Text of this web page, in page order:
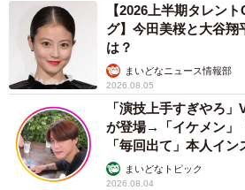
エンターテインメント業界でも使用
いるといいます。
アニメ「鬼滅の刃」で使われている
たのは、綱紀さんの孫・太樹さん
んらがアニメ「鬼滅の刃」に採用さ
滅の刃」が超人気アニメだと綱紀さ
ごいなあ、うれしいなあ」と話した
【2026上半期タレン
グ】今田美桜と大谷翔
は？
まいどなニュース情報部
2026.08.05
「演技上手すぎやろ
が登場→「イケメン」
「毎回出て」本人イ
続々まいどなトピック
2026.08.04